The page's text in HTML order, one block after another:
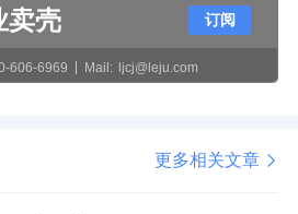
中医医院、同仁医院永定
京西校区，从小学到中学
永定河。
卖壳
606-6969 Mail: ljcj@leju.com
订阅
更多相关文章